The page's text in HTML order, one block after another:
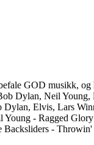
GOD musikk,
Dylan, Neil Young,
Dylan, Elvis, Lars
- Ragged
-